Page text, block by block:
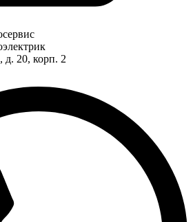
д. 20, корп. 2